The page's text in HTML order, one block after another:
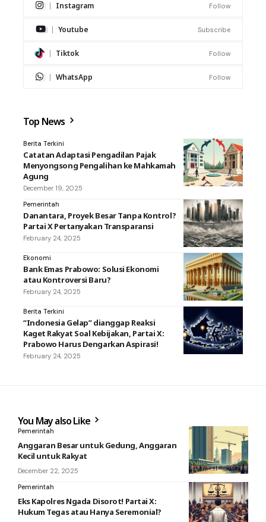
Instagram Follow
Youtube Subscribe
Tiktok Follow
WhatsApp Follow
Top News
Berita Terkini
Catatan Adaptasi Pengadilan Pajak
Menyongsong Pengalihan ke Mahkamah
Agung
December 19, 2025
Pemerintah
Danantara, Proyek Besar Tanpa Kontrol?
Partai X Pertanyakan Transparansi
February 24, 2025
Ekonomi
Bank Emas Prabowo: Solusi Ekonomi
atau Kontroversi Baru?
February 24, 2025
Berita Terkini
“Indonesia Gelap” dianggap Reaksi
Kaget Rakyat Soal Kebijakan, Partai X:
Prabowo Harus Dengarkan Aspirasi!
February 24, 2025
You May also Like
Pemerintah
Anggaran Besar untuk Gedung, Anggaran
Kecil untuk Rakyat
December 22, 2025
Pemerintah
Eks Kapolres Ngada Disorot! Partai X:
Hukum Tegas atau Hanya Seremonial?